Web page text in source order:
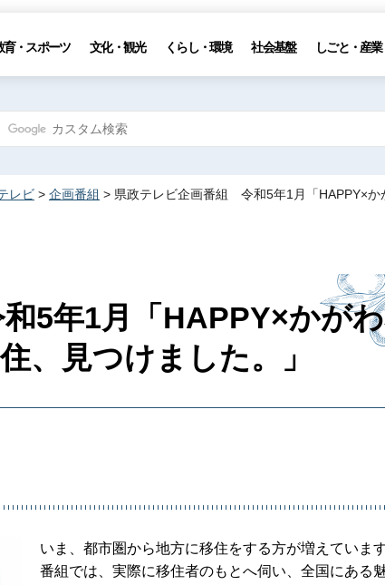
育・スポーツ 文化・観光 くらし・環境 社会基盤 しごと・産業
レビ > 企画番組 > 県政テレビ企画番組 令和5年1月「HAPPY×か
5年1月「HAPPY×かが
、見つけました。」
いま、都市圏から地方に移住をする方が増えています
番組では、実際に移住者のもとへ伺い、全国にある